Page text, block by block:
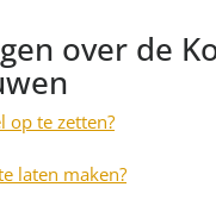
over de
op te zetten?
laten maken?